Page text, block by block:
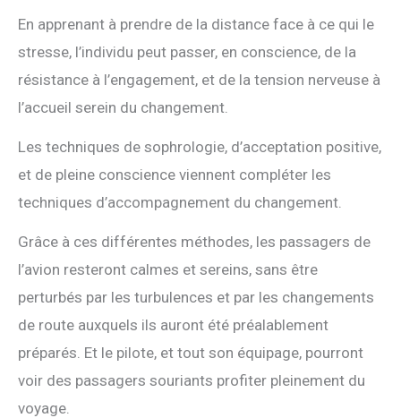
En apprenant à prendre de la distance face à ce qui le
stresse, l’individu peut passer, en conscience, de la
résistance à l’engagement, et de la tension nerveuse à
l’accueil serein du changement.
Les techniques de sophrologie, d’acceptation positive,
et de pleine conscience viennent compléter les
techniques d’accompagnement du changement.
Grâce à ces différentes méthodes, les passagers de
l’avion resteront calmes et sereins, sans être
perturbés par les turbulences et par les changements
de route auxquels ils auront été préalablement
préparés. Et le pilote, et tout son équipage, pourront
voir des passagers souriants profiter pleinement du
voyage.